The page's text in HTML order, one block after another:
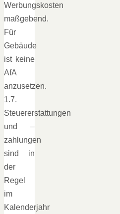
Werbungskosten
maßgebend.
Für
Gebäude
ist keine
AfA
anzusetzen.
1.7.
Steuererstattungen
und –
zahlungen
sind in
der
Regel
im
Kalenderjahr